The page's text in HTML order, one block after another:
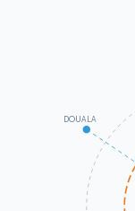
DOUALA